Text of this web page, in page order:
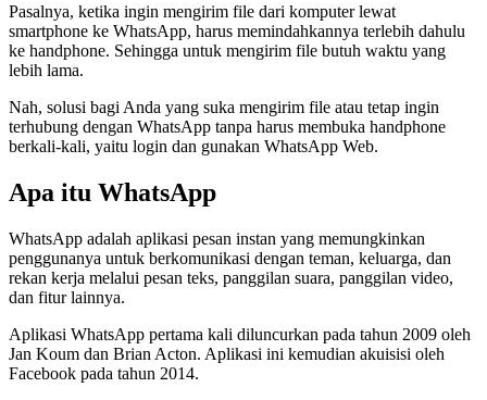
Pasalnya, ketika ingin mengirim file dari komputer lewat
smartphone ke WhatsApp, harus memindahkannya terlebih dahulu
ke handphone. Sehingga untuk mengirim file butuh waktu yang
lebih lama.
Nah, solusi bagi Anda yang suka mengirim file atau tetap ingin
terhubung dengan WhatsApp tanpa harus membuka handphone
berkali-kali, yaitu login dan gunakan WhatsApp Web.
Apa itu WhatsApp
WhatsApp adalah aplikasi pesan instan yang memungkinkan
penggunanya untuk berkomunikasi dengan teman, keluarga, dan
rekan kerja melalui pesan teks, panggilan suara, panggilan video,
dan fitur lainnya.
Aplikasi WhatsApp pertama kali diluncurkan pada tahun 2009 oleh
Jan Koum dan Brian Acton. Aplikasi ini kemudian akuisisi oleh
Facebook pada tahun 2014.